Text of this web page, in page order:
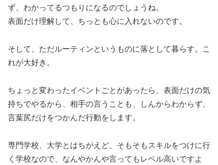
ず、わかってるつもりになるのでしょうね。
表面だけ理解して、ちっとも心に入れないのです。
そして、ただルーティンというものに落として暮らす。こ
れが大好き。
ちょっと変わったイベントごとがあったら、表面だけの気
持ちでやるから、相手の言うことも、しんからわからず、
言葉尻だけをつかんだ行動をします。
専門学校、大学とはちがえど、そもそもスキルをつけに行
く学校なので、なんやかんや言ってもレベル高いですよ